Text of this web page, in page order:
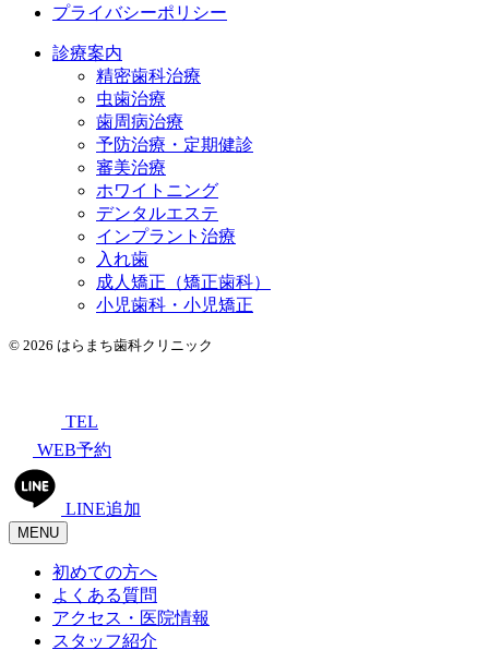
プライバシーポリシー
診療案内
精密歯科治療
虫歯治療
歯周病治療
予防治療・定期健診
審美治療
ホワイトニング
デンタルエステ
インプラント治療
入れ歯
成人矯正（矯正歯科）
小児歯科・小児矯正
© 2026 はらまち歯科クリニック
TEL
WEB予約
LINE追加
MENU
初めての方へ
よくある質問
アクセス・医院情報
スタッフ紹介